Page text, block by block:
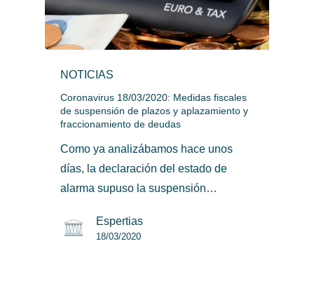
NOTICIAS
Coronavirus 18/03/2020: Medidas fiscales
de suspensión de plazos y aplazamiento y
fraccionamiento de deudas
Como ya analizábamos hace unos
días, la declaración del estado de
alarma supuso la suspensión…
Espertias
18/03/2020